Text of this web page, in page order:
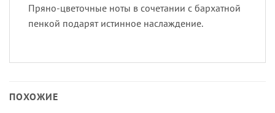
Пряно-цветочные ноты в сочетании с бархатной
пенкой подарят истинное наслаждение.
ПОХОЖИЕ